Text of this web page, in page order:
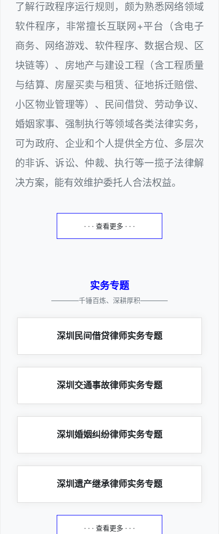
了解行政程序运行规则，颇为熟悉网络领域
软件程序，非常擅长互联网+平台（含电子
商务、网络游戏、软件程序、数据合规、区
块链等）、房地产与建设工程（含工程质量
与结算、房屋买卖与租赁、征地拆迁赔偿、
小区物业管理等）、民间借贷、劳动争议、
婚姻家事、强制执行等领域各类法律实务，
可为政府、企业和个人提供全方位、多层次
的非诉、诉讼、仲裁、执行等一揽子法律解
决方案，能有效维护委托人合法权益。
· · · 查看更多 · · ·
实务专题
————千锤百炼、深耕厚积————
深圳民间借贷律师实务专题
深圳交通事故律师实务专题
深圳婚姻纠纷律师实务专题
深圳遗产继承律师实务专题
· · · 查看更多 · · ·